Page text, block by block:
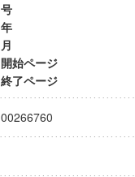
号
年
月
開始ページ
終了ページ
00266760